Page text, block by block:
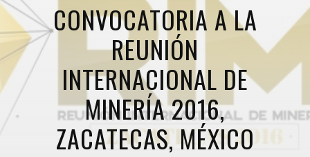
CONVOCATORIA A LA
REUNIÓN
INTERNACIONAL DE
MINERÍA 2016,
ZACATECAS, MÉXICO